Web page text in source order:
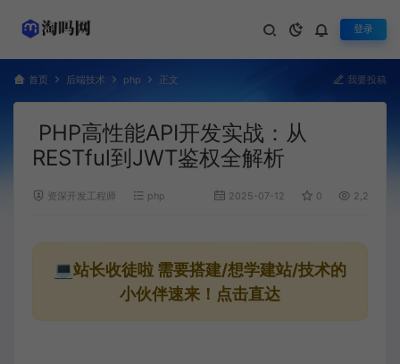
登录
首页 后端技术 php 正文 我要投稿
PHP高性能API开发实战：从
RESTful到JWT鉴权全解析
资深开发工程师 php 2025-07-12 0 2,238
💻站长收徒啦 需要搭建/想学建站/技术的
小伙伴速来！点击直达